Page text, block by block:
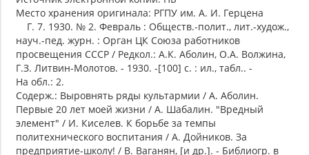
Место хранения оригинала: РГПУ им. А. И. Герцена
Г. 7. 1930. № 2. Февраль : Обществ.-полит., лит.-худож.,
науч.-пед. журн. : Орган ЦК Союза работников
просвещения СССР / Редкол.: А.К. Аболин, О.А. Волжина,
Г.З. Литвин-Молотов. - 1930. -[100] с. : ил., табл.. -
На обл.: 2.
Содерж.: Выровнять ряды культармии / А. Аболин.
Первые 20 лет моей жизни / А. Шабалин. "Вредный
элемент" / И. Киселев. К борьбе за темпы
политехнического воспитания / А. Дойников. За
предприятие-школу! / В. Ваганян, [и др.]. - Библиогр. в